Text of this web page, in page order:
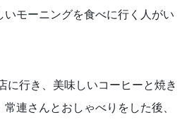
いモーニングを食べに行く人がい
に行き、美味しいコーヒーと焼き
連さんとおしゃべりをした後、